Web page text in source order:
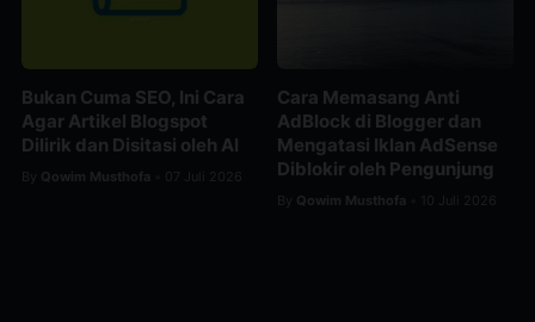
Bukan Cuma SEO, Ini Cara
Agar Artikel Blogspot
Dilirik dan Disitasi oleh AI
By Qowim Musthofa 07 Juli 2026
Cara Memasang Anti
AdBlock di Blogger dan
Mengatasi Iklan AdSense
Diblokir oleh Pengunjung
By Qowim Musthofa 10 Juli 2026